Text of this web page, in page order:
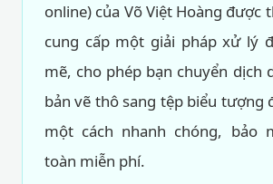
online) của Võ Việt Hoàng được
cung cấp một giải pháp xử lý
mẽ, cho phép bạn chuyển dịch
bản vẽ thô sang tệp biểu tượng
một cách nhanh chóng, bảo
toàn miễn phí.